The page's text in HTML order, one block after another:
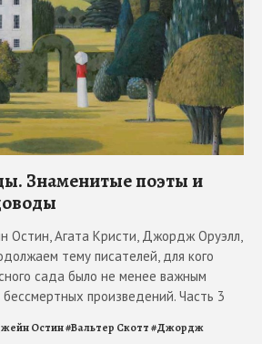
Знаменитые поэты и
Остин, Агата Кристи, Джордж Оруэлл,
тему писателей, для кого
сада было не менее важным
произведений. Часть 3
Остин#Вальтер Скотт#Джордж